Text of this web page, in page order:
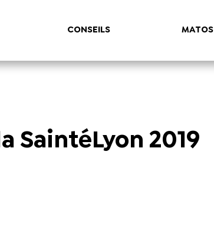
CONSEILS MATOS
SaintéLyon 2019